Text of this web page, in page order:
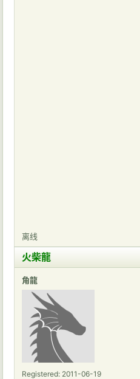
离线
火柴龍
角龍
Registered: 2011-06-19